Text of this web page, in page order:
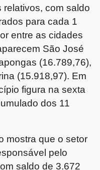
relativos, com saldo
para cada 1
entre as cidades
São José
(16.789,76),
(15.918,97). Em
figura na sexta
dos 11
mostra que o setor
pelo
saldo de 3.672